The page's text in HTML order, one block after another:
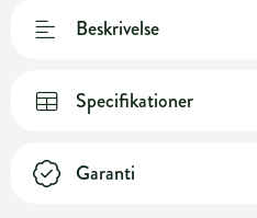
Beskrivelse
Specifikationer
Garanti